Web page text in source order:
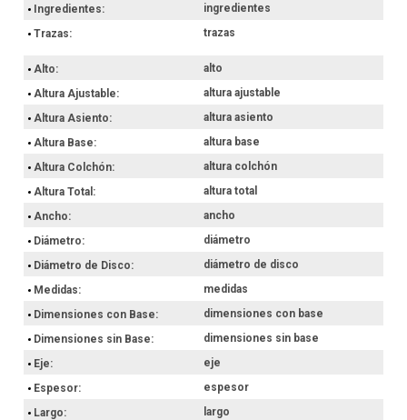
próximo o envío a domicilio.
Ingredientes
ingredientes
Trazas
trazas
Alto
alto
Altura Ajustable
altura ajustable
Altura Asiento
altura asiento
Altura Base
altura base
Altura Colchón
altura colchón
Altura Total
altura total
Ancho
ancho
Diámetro
diámetro
Diámetro de Disco
diámetro de disco
Medidas
medidas
Dimensiones con Base
dimensiones con base
Dimensiones sin Base
dimensiones sin base
Eje
eje
Espesor
espesor
Largo
largo